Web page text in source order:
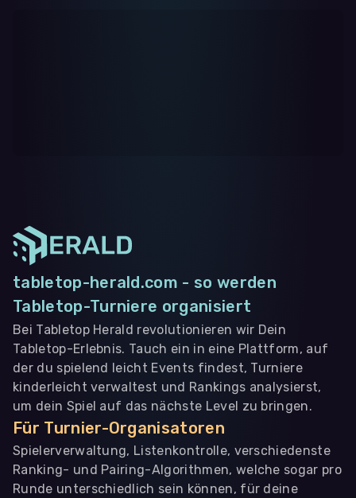
tabletop-herald.com - so werden
Tabletop-Turniere organisiert
Bei Tabletop Herald revolutionieren wir Dein
Tabletop-Erlebnis. Tauch ein in eine Plattform, auf
der du spielend leicht Events findest, Turniere
kinderleicht verwaltest und Rankings analysierst,
um dein Spiel auf das nächste Level zu bringen.
Für Turnier-Organisatoren
Spielerverwaltung, Listenkontrolle, verschiedenste
Ranking- und Pairing-Algorithmen, welche sogar pro
Runde unterschiedlich sein können, für deine